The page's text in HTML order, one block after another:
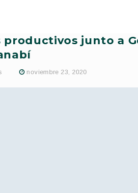
productivos junto a
noviembre 23, 2020